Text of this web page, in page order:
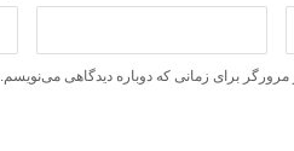
برای زمانی که دوباره دیدگاهی می‌نویسم.